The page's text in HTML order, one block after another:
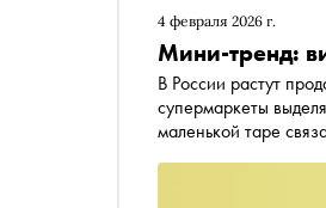
4 февраля 2026 г.
Мини-тренд:
В России растут продажи вина в маленькой таре. Виноделы увеличивают его производство, а
супермаркеты
маленькой таре